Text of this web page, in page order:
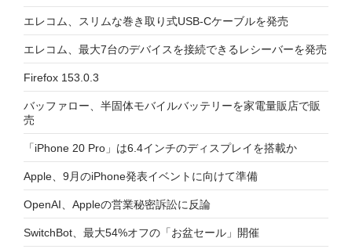
エレコム、スリムな巻き取り式USB-Cケーブルを発売
エレコム、最大7台のデバイスを接続できるレシーバーを発売
Firefox 153.0.3
バッファロー、半固体モバイルバッテリーを家電量販店で販
売
「iPhone 20 Pro」は6.4インチのディスプレイを搭載か
Apple、9月のiPhone発表イベントに向けて準備
OpenAI、Appleの営業秘密訴訟に反論
SwitchBot、最大54%オフの「お盆セール」開催